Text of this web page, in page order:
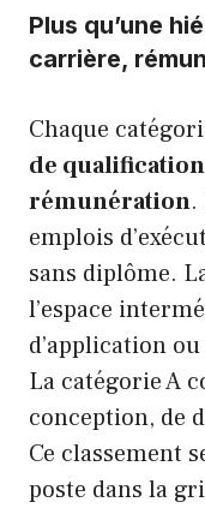
Plus qu’une
carrière,
Chaque
de
rémunération.
emplois
sans diplôme.
l’espace
d’application ou
La catégorie A
conception, de
Ce classement
poste dans la